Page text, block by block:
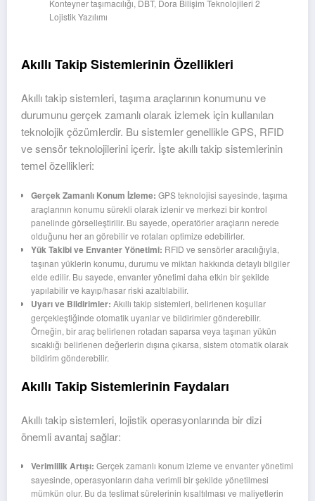
Lojistik Yazılımı
Akıllı Takip Sistemlerinin Özellikleri
Akıllı takip sistemleri, taşıma araçlarının konumunu ve
durumunu gerçek zamanlı olarak izlemek için kullanılan
teknolojik çözümlerdir. Bu sistemler genellikle GPS, RFID
ve sensör teknolojilerini içerir. İşte akıllı takip sistemlerinin
temel özellikleri:
Gerçek Zamanlı Konum İzleme: GPS teknolojisi sayesinde, taşıma
araçlarının konumu sürekli olarak izlenir ve merkezi bir kontrol
panelinde görselleştirilir. Bu sayede, operatörler araçların nerede
olduğunu her an görebilir ve rotaları optimize edebilirler.
Yük Takibi ve Envanter Yönetimi: RFID ve sensörler aracılığıyla,
taşınan yüklerin konumu, durumu ve miktarı hakkında detaylı bilgiler
elde edilir. Bu sayede, envanter yönetimi daha etkin bir şekilde
yapılabilir ve kayıp/hasar riski azaltılabilir.
Uyarı ve Bildirimler: Akıllı takip sistemleri, belirlenen koşullar
gerçekleştiğinde otomatik uyarılar ve bildirimler gönderebilir.
Örneğin, bir araç belirlenen rotadan saparsa veya taşınan yükün
sıcaklığı belirlenen değerlerin dışına çıkarsa, sistem otomatik olarak
bildirim gönderebilir.
Akıllı Takip Sistemlerinin Faydaları
Akıllı takip sistemleri, lojistik operasyonlarında bir dizi
önemli avantaj sağlar:
Verimlilik Artışı: Gerçek zamanlı konum izleme ve envanter yönetimi
sayesinde, operasyonların daha verimli bir şekilde yönetilmesi
mümkün olur. Bu da teslimat sürelerinin kısaltılması ve maliyetlerin